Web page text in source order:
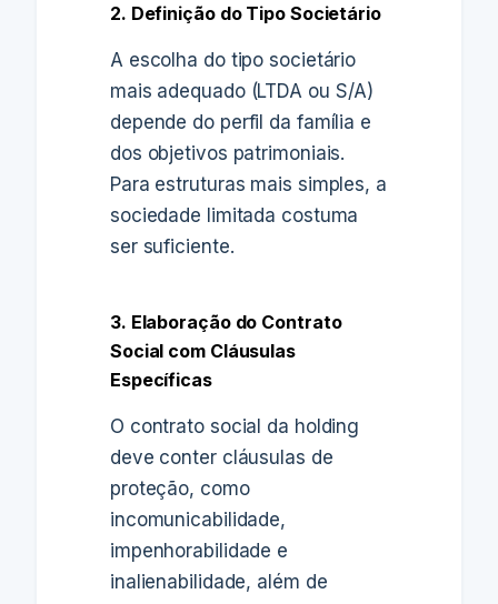
2. Definição do Tipo Societário
A escolha do tipo societário
mais adequado (LTDA ou S/A)
depende do perfil da família e
dos objetivos patrimoniais.
Para estruturas mais simples, a
sociedade limitada costuma
ser suficiente.
3. Elaboração do Contrato
Social com Cláusulas
Específicas
O contrato social da holding
deve conter cláusulas de
proteção, como
incomunicabilidade,
impenhorabilidade e
inalienabilidade, além de